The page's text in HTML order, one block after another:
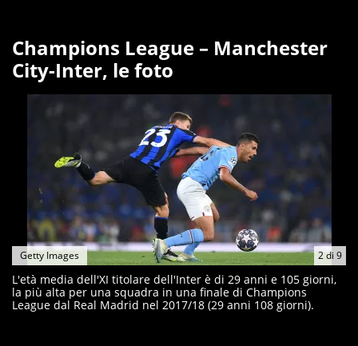
Champions League – Manchester
City-Inter, le foto
2di 9
Getty Images
L'età media dell'XI titolare dell'Inter è di 29 anni e 105 giorni,
la più alta per una squadra in una finale di Champions
League dal Real Madrid nel 2017/18 (29 anni 108 giorni).